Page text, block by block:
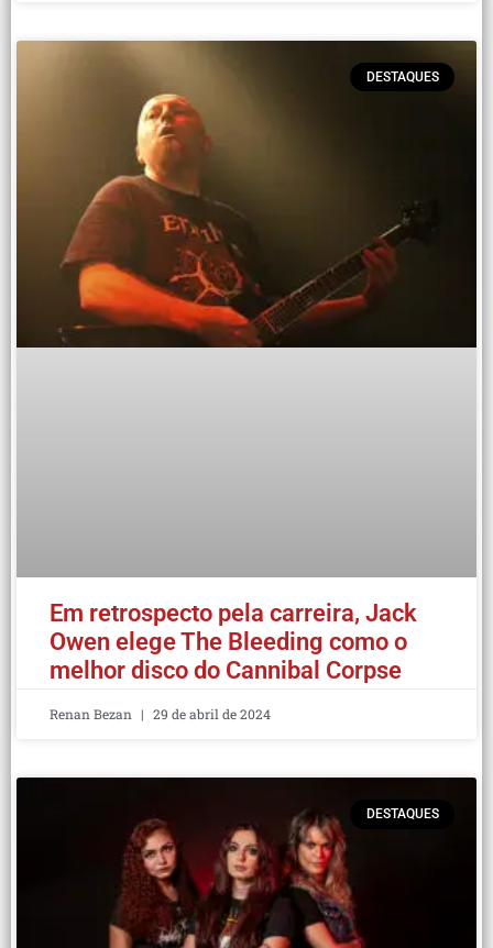
DESTAQUES
Em retrospecto pela carreira, Jack
Owen elege The Bleeding como o
melhor disco do Cannibal Corpse
Renan Bezan 29 de abril de 2024
DESTAQUES